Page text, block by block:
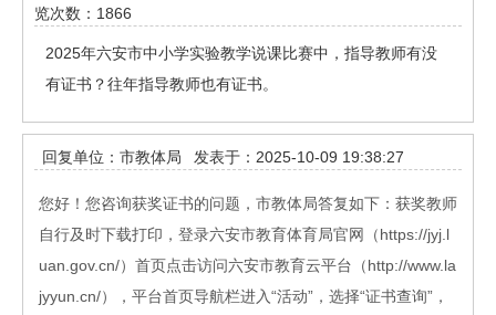
览次数：1866
2025年六安市中小学实验教学说课比赛中，指导教师有没
有证书？往年指导教师也有证书。
回复单位：市教体局 发表于：2025-10-09 19:38:27
您好！您咨询获奖证书的问题，市教体局答复如下：获奖教师
自行及时下载打印，登录六安市教育体育局官网（https://jyj.l
uan.gov.cn/）首页点击访问六安市教育云平台（http://www.la
jyyun.cn/），平台首页导航栏进入“活动”，选择“证书查询”，